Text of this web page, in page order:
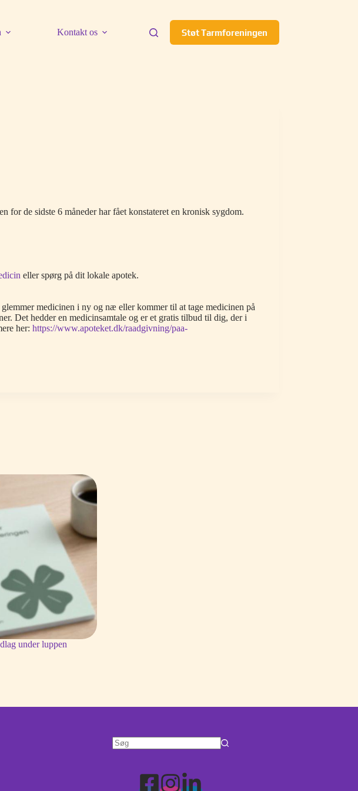
Kontakt os Støt Tarmforeningen
for de sidste 6 måneder har fået konstateret en kronisk sygdom.
eller spørg på dit lokale apotek.
medicinen i ny og næ eller kommer til at tage medicinen på
Det hedder en medicinsamtale og er et gratis tilbud til dig, der i
her: https://www.apoteket.dk/raadgivning/paa-
under luppen